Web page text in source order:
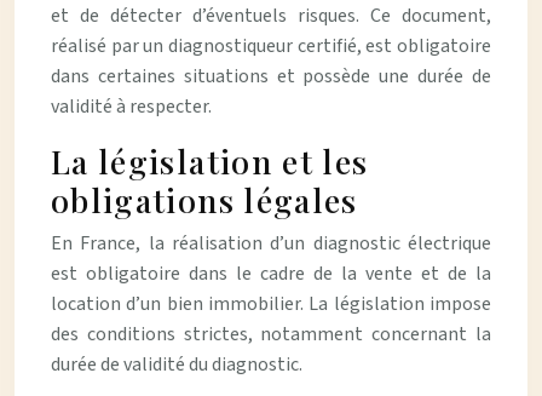
et de détecter d’éventuels risques. Ce document,
réalisé par un diagnostiqueur certifié, est obligatoire
dans certaines situations et possède une durée de
validité à respecter.
La législation et les
obligations légales
En France, la réalisation d’un diagnostic électrique
est obligatoire dans le cadre de la vente et de la
location d’un bien immobilier. La législation impose
des conditions strictes, notamment concernant la
durée de validité du diagnostic.